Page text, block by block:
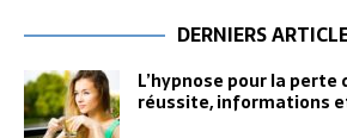
DERNIERS
L’hypnose pour la perte
réussite, informations